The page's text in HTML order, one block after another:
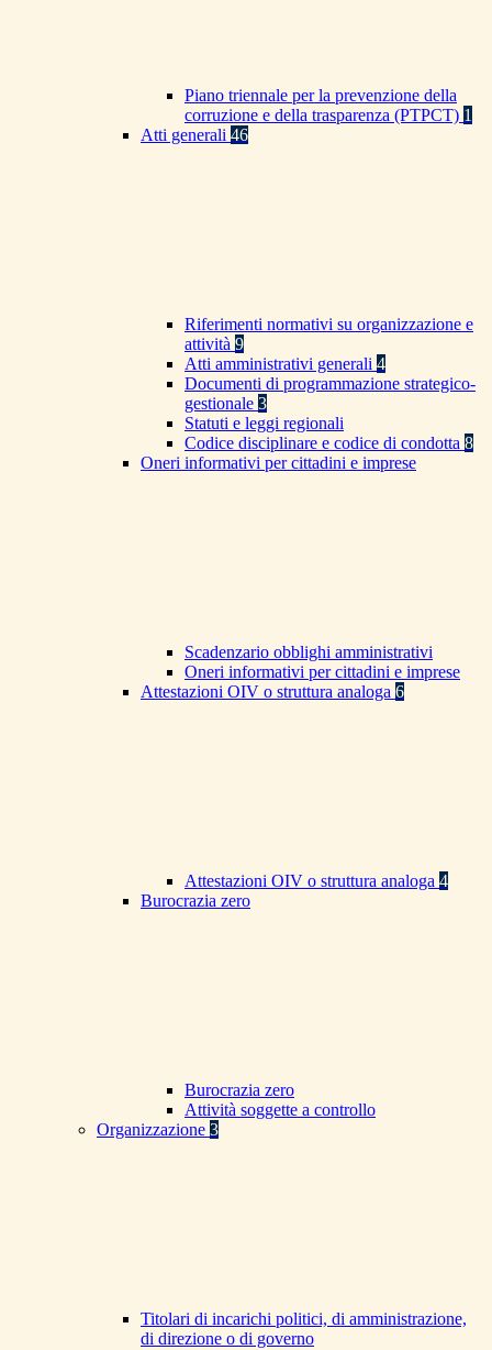
Piano triennale per la prevenzione della
corruzione e della trasparenza (PTPCT) 1
Atti generali 46
Riferimenti normativi su organizzazione e
attività 9
Atti amministrativi generali 4
Documenti di programmazione strategico-
gestionale 3
Statuti e leggi regionali
Codice disciplinare e codice di condotta 8
Oneri informativi per cittadini e imprese
Scadenzario obblighi amministrativi
Oneri informativi per cittadini e imprese
Attestazioni OIV o struttura analoga 6
Attestazioni OIV o struttura analoga 4
Burocrazia zero
Burocrazia zero
Attività soggette a controllo
Organizzazione 3
Titolari di incarichi politici, di amministrazione,
di direzione o di governo